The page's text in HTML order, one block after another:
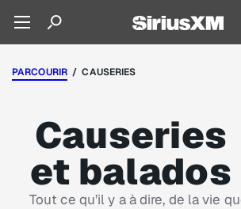
PARCOURIR/ CAUSERIES
Causeries
et balados
Tout ce qu’il y a à dire, de la vie